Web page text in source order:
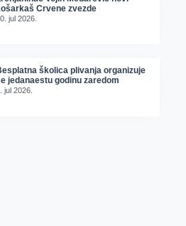
Crvene zvezde
jul 2026.
školica plivanja organizuje
jedanaestu godinu zaredom
jul 2026.